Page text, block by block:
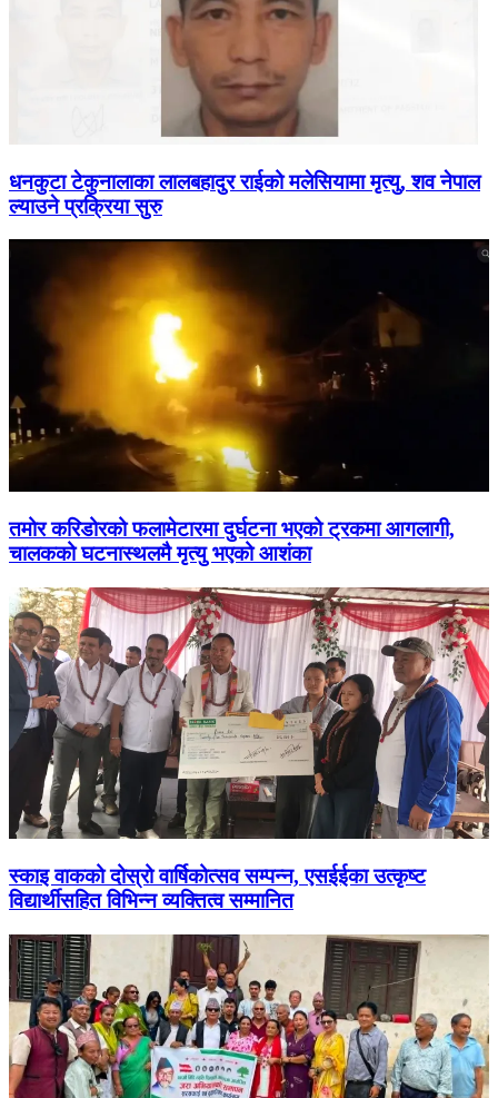
धनकुटा टेकुनालाका लालबहादुर राईको मलेसियामा मृत्यु, शव नेपाल
ल्याउने प्रक्रिया सुरु
तमोर करिडोरको फलामेटारमा दुर्घटना भएको ट्रकमा आगलागी,
चालकको घटनास्थलमै मृत्यु भएको आशंका
स्काइ वाकको दोस्रो वार्षिकोत्सव सम्पन्न, एसईईका उत्कृष्ट
विद्यार्थीसहित विभिन्न व्यक्तित्व सम्मानित